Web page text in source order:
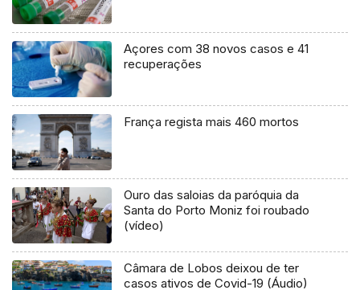
Açores com 38 novos casos e 41
recuperações
França regista mais 460 mortos
Ouro das saloias da paróquia da
Santa do Porto Moniz foi roubado
(vídeo)
Câmara de Lobos deixou de ter
casos ativos de Covid-19 (Áudio)